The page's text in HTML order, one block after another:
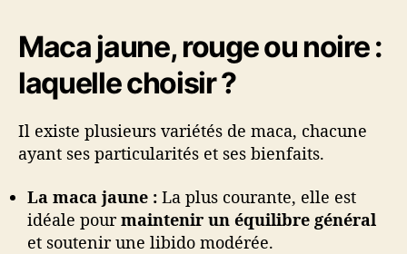
Maca jaune, rouge ou noire :
laquelle choisir ?
Il existe plusieurs variétés de maca, chacune
ayant ses particularités et ses bienfaits.
La maca jaune : La plus courante, elle est
idéale pourmaintenir un équilibre général
et soutenir une libido modérée.